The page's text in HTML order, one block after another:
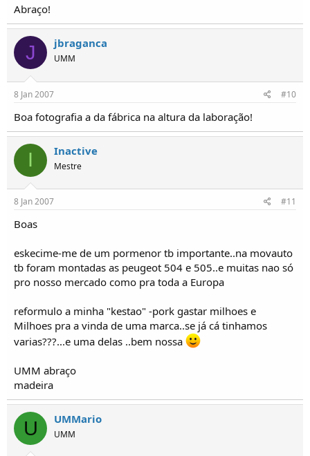
Abraço!
J jbraganca
UMM
8 Jan 2007 #10
Boa fotografia a da fábrica na altura da laboração!
I Inactive
Mestre
8 Jan 2007 #11
Boas
eskecime-me de um pormenor tb importante..na movauto
tb foram montadas as peugeot 504 e 505..e muitas nao só
pro nosso mercado como pra toda a Europa
reformulo a minha "kestao" -pork gastar milhoes e
Milhoes pra a vinda de uma marca..se já cá tinhamos
varias???...e uma delas ..bem nossa
UMM abraço
madeira
U UMMario
UMM